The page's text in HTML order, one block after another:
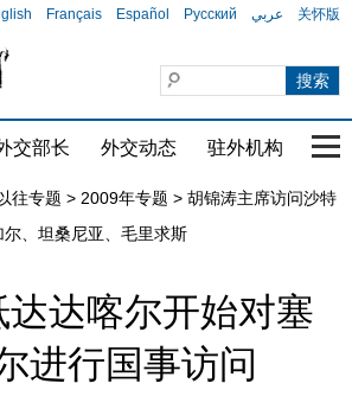
Français Español Русский عربي 关怀版
交部长 外交动态 驻外机构 国
往专题 > 2009年专题 > 胡锦涛主席访问沙特
、坦桑尼亚、毛里求斯
达喀尔开始对塞
进行国事访问